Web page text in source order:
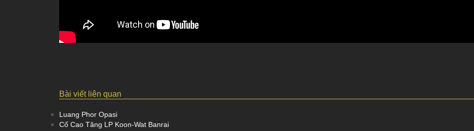
Bài viết liên quan
Luang Phor Opasi
Cố Cao Tăng LP Koon-Wat Banrai